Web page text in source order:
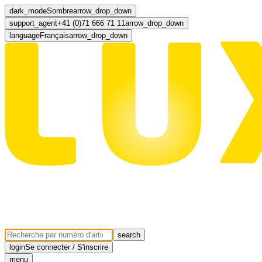
dark_modeSombrearrow_drop_down
support_agent+41 (0)71 666 71 11arrow_drop_down
languageFrançaisarrow_drop_down
search
loginSe connecter / S'inscrire
menu